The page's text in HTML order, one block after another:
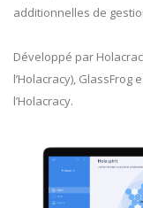
additionnelles de
Développé par
l’Holacracy),
l’Holacracy.